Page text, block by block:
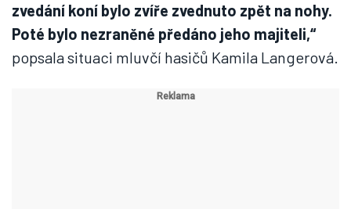
zvedání koní bylo zvíře zvednuto zpět na nohy.
Poté bylo nezraněné předáno jeho majiteli,“
popsala situaci mluvčí hasičů Kamila Langerová.